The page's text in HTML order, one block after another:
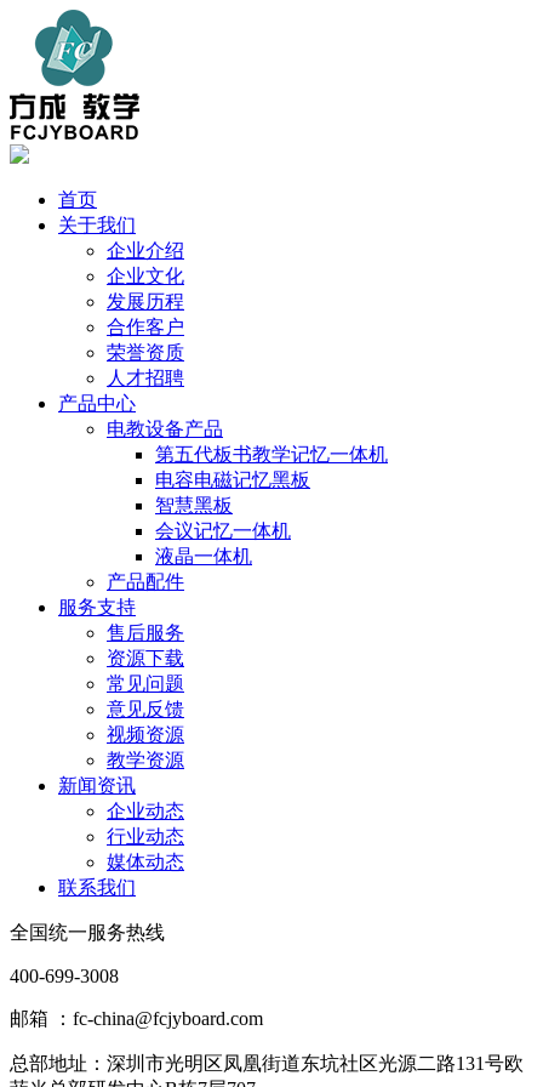
首页
关于我们
企业介绍
企业文化
发展历程
合作客户
荣誉资质
人才招聘
产品中心
电教设备产品
第五代板书教学记忆一体机
电容电磁记忆黑板
智慧黑板
会议记忆一体机
液晶一体机
产品配件
服务支持
售后服务
资源下载
常见问题
意见反馈
视频资源
教学资源
新闻资讯
企业动态
行业动态
媒体动态
联系我们
全国统一服务热线
400-699-3008
邮箱 ：fc-china@fcjyboard.com
总部地址： 深圳市光明区凤凰街道东坑社区光源二路131号欧